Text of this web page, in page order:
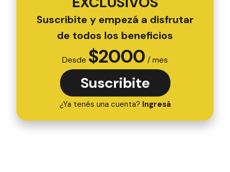
Suscribite y empezá a disfrutar
de todos los beneficios
Desde $2000 / mes
Suscribite
¿Ya tenés una cuenta? Ingresá